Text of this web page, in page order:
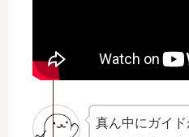
真ん中にガイ